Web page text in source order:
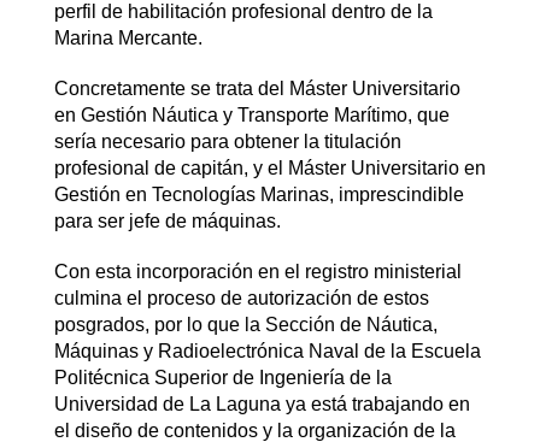
perfil de habilitación profesional dentro de la
Marina Mercante.
Concretamente se trata del Máster Universitario
en Gestión Náutica y Transporte Marítimo, que
sería necesario para obtener la titulación
profesional de capitán, y el Máster Universitario en
Gestión en Tecnologías Marinas, imprescindible
para ser jefe de máquinas.
Con esta incorporación en el registro ministerial
culmina el proceso de autorización de estos
posgrados, por lo que la Sección de Náutica,
Máquinas y Radioelectrónica Naval de la Escuela
Politécnica Superior de Ingeniería de la
Universidad de La Laguna ya está trabajando en
el diseño de contenidos y la organización de la